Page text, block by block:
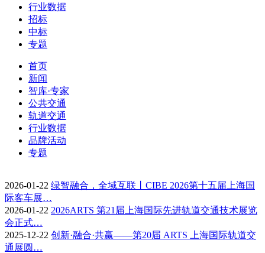
行业数据
招标
中标
专题
首页
新闻
智库·专家
公共交通
轨道交通
行业数据
品牌活动
专题
2026-01-22 绿智融合，全域互联丨CIBE 2026第十五届上海国
际客车展…
2026-01-22 2026ARTS 第21届上海国际先进轨道交通技术展览
会正式…
2025-12-22 创新·融合·共赢——第20届 ARTS 上海国际轨道交
通展圆…